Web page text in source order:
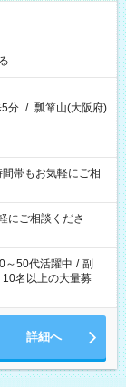
5分 / 瓢箪山(大阪府)
ご相談くださ
～50代活躍中 / 副
10名以上の大量募
詳細へ